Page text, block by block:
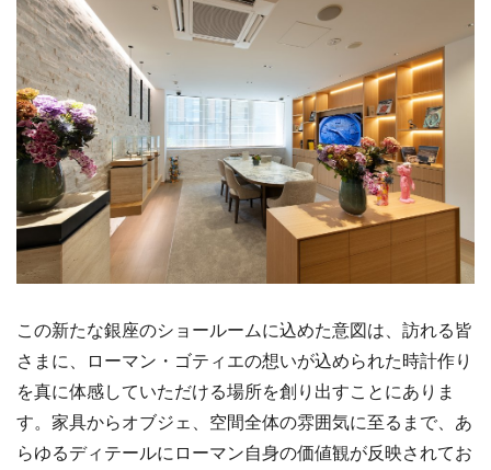
この新たな銀座のショールームに込めた意図は、訪れる皆
さまに、ローマン・ゴティエの想いが込められた時計作り
を真に体感していただける場所を創り出すことにありま
す。家具からオブジェ、空間全体の雰囲気に至るまで、あ
らゆるディテールにローマン自身の価値観が反映されてお